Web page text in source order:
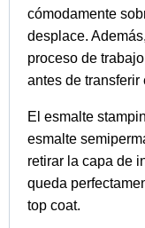
cómodamente
desplace.
proceso de
antes de
El esmalte
esmalte
retirar la capa de
queda
top coat.